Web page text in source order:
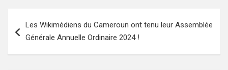
de
Les Wikimédiens du Cameroun ont tenu leur Assemblée
Générale Annuelle Ordinaire 2024 !